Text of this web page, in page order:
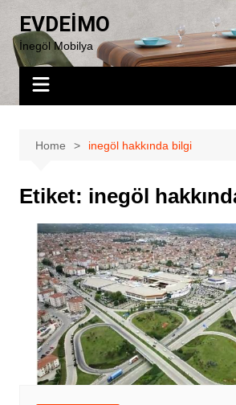
content
EVDEİMO
İnegöl Mobilya
Home inegöl hakkında bilgi
Etiket: inegöl